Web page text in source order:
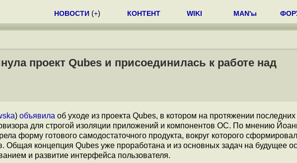
НОВОСТИ (+) КОНТЕНТ WIKI MAN'ы
проект Qubes и присоединилась к работе над
) объявила об уходе из проекта Qubes, в котором на протяжении последних
для строгой изоляции приложений и компонентов ОС. По мнению
форму готового самодостаточного продукта, вокруг которого
Общая концепция Qubes уже проработана и из основных задач на будущее
и развитие интерфейса пользователя.